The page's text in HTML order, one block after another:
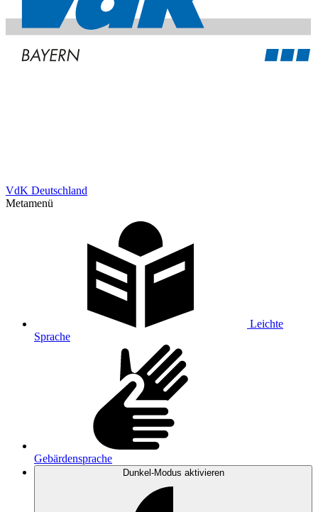
VdK Deutschland
Metamenü
Leichte
Sprache
Gebärdensprache
Dunkel-Modus aktivieren